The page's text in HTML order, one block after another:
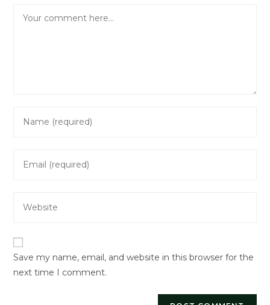
your
comment
your
address
your
URL
(optional)
Save my name, email, and website in this browser for the
next time I comment.